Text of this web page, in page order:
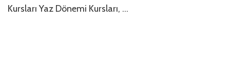
Kursları Yaz Dönemi Kursları, …